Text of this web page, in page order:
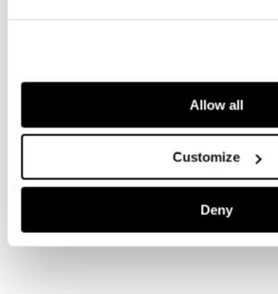
Allow all
Customize
Deny
DÉTAILS DU PRODUIT